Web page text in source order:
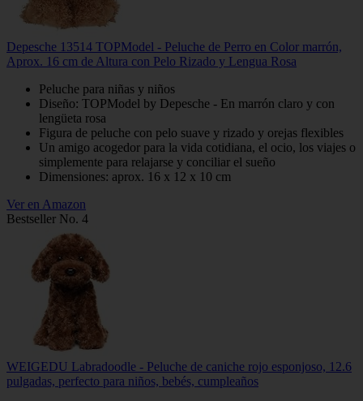
Depesche 13514 TOPModel - Peluche de Perro en Color marrón,
Aprox. 16 cm de Altura con Pelo Rizado y Lengua Rosa
Peluche para niñas y niños
Diseño: TOPModel by Depesche - En marrón claro y con
lengüeta rosa
Figura de peluche con pelo suave y rizado y orejas flexibles
Un amigo acogedor para la vida cotidiana, el ocio, los viajes o
simplemente para relajarse y conciliar el sueño
Dimensiones: aprox. 16 x 12 x 10 cm
Ver en Amazon
Bestseller No. 4
WEIGEDU Labradoodle - Peluche de caniche rojo esponjoso, 12.6
pulgadas, perfecto para niños, bebés, cumpleaños